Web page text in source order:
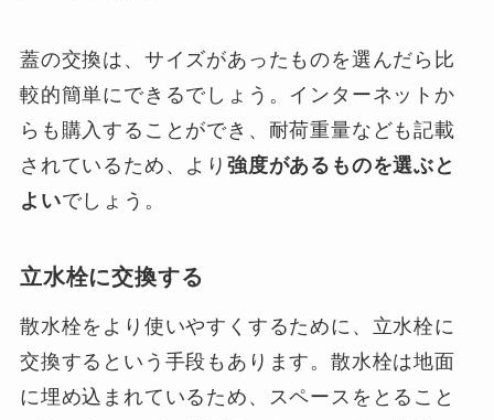
蓋の交換は、サイズがあったものを選んだら比
較的簡単にできるでしょう。インターネットか
らも購入することができ、耐荷重量なども記載
されているため、より 強度があるものを選ぶと
よいでしょう。
立水栓に交換する
散水栓をより使いやすくするために、立水栓に
交換するという手段もあります。散水栓は地面
に埋め込まれているため、スペースをとること